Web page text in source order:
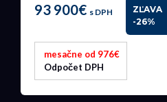
93 900€ s DPH
ZĽAVA
-26%
mesačne od 976€
Odpočet DPH